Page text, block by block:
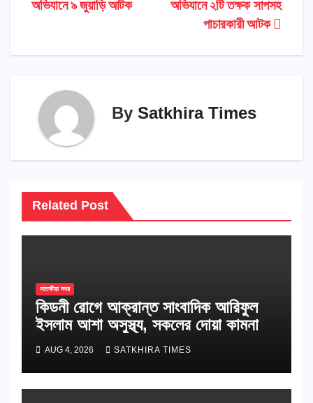
navigation
অভিযানে ২টি তক্ষক সাপসহ
পাচারকারী আটক
অভিযানে ৯ জুয়াড়ি আটক
By Satkhira Times
Related Post
সাতক্ষীরা সদর
কিডনী রোগে আক্রান্ত সাংবাদিক আরিফুল
ইসলাম আশা অসুস্থ্য, সকলের দোয়া কামনা
AUG 4, 2026 SATKHIRA TIMES